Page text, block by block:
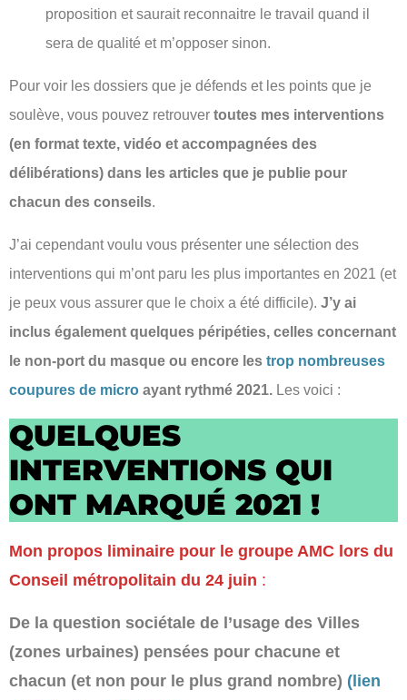
proposition et saurait reconnaitre le travail quand il
sera de qualité et m’opposer sinon.
Pour voir les dossiers que je défends et les points que je
soulève, vous pouvez retrouver toutes mes interventions
(en format texte, vidéo et accompagnées des
délibérations) dans les articles que je publie pour
chacun des conseils.
J’ai cependant voulu vous présenter une sélection des
interventions qui m’ont paru les plus importantes en 2021 (et
je peux vous assurer que le choix a été difficile). J’y ai
inclus également quelques péripéties, celles concernant
le non-port du masque ou encore les trop nombreuses
coupures de micro ayant rythmé 2021. Les voici :
QUELQUES
INTERVENTIONS QUI
ONT MARQUÉ 2021 !
Mon propos liminaire pour le groupe AMC lors du
Conseil métropolitain du 24 juin :
De la question sociétale de l’usage des Villes
(zones urbaines) pensées pour chacune et
chacun (et non pour le plus grand nombre) (lien